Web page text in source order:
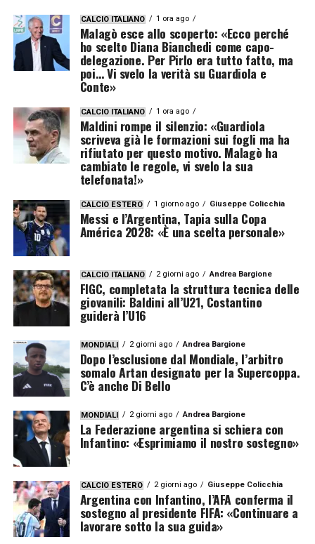
CALCIO ITALIANO 1 ora ago
Malagò esce allo scoperto: «Ecco perché
ho scelto Diana Bianchedi come capo-
delegazione. Per Pirlo era tutto fatto, ma
poi… Vi svelo la verità su Guardiola e
Conte»
CALCIO ITALIANO 1 ora ago
Maldini rompe il silenzio: «Guardiola
scriveva già le formazioni sui fogli ma ha
rifiutato per questo motivo. Malagò ha
cambiato le regole, vi svelo la sua
telefonata!»
CALCIO ESTERO 1 giorno ago Giuseppe Colicchia
Messi e l’Argentina, Tapia sulla Copa
América 2028: «È una scelta personale»
CALCIO ITALIANO 2 giorni ago Andrea Bargione
FIGC, completata la struttura tecnica delle
giovanili: Baldini all’U21, Costantino
guiderà l’U16
MONDIALI 2 giorni ago Andrea Bargione
Dopo l’esclusione dal Mondiale, l’arbitro
somalo Artan designato per la Supercoppa.
C’è anche Di Bello
MONDIALI 2 giorni ago Andrea Bargione
La Federazione argentina si schiera con
Infantino: «Esprimiamo il nostro sostegno»
CALCIO ESTERO 2 giorni ago Giuseppe Colicchia
Argentina con Infantino, l’AFA conferma il
sostegno al presidente FIFA: «Continuare a
lavorare sotto la sua guida»